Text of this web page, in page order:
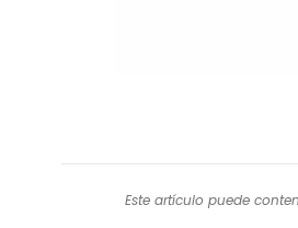
Este artículo puede